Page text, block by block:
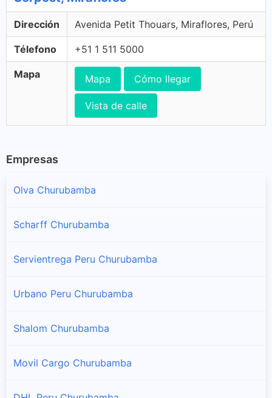
Dirección Avenida Petit Thouars, Miraflores, Perú
Télefono +51 1 511 5000
Mapa Mapa Cómo llegar
Vista de calle
Empresas
Olva Churubamba
Scharff Churubamba
Servientrega Peru Churubamba
Urbano Peru Churubamba
Shalom Churubamba
Movil Cargo Churubamba